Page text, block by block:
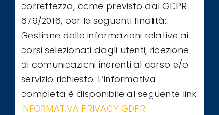
correttezza, come previsto dal GDPR
679/2016, per le seguenti finalità:
Gestione delle informazioni relative ai
corsi selezionati dagli utenti, ricezione
di comunicazioni inerenti al corso e/o
servizio richiesto. L’informativa
completa è disponibile al seguente link
INFORMATIVA PRIVACY GDPR